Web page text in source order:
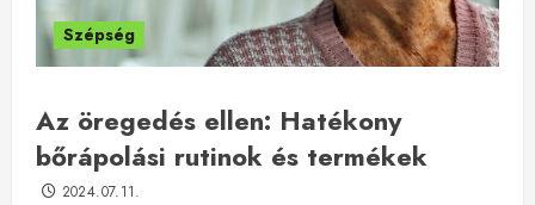
Szépség
Az öregedés ellen: Hatékony
bőrápolási rutinok és termékek
2024.07.11.